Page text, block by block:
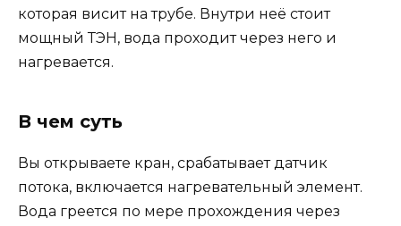
которая висит на трубе. Внутри неё стоит
мощный ТЭН, вода проходит через него и
нагревается.
В чем суть
Вы открываете кран, срабатывает датчик
потока, включается нагревательный элемент.
Вода греется по мере прохождения через